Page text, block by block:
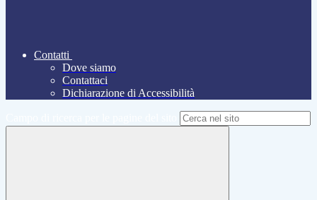
Contatti
Dove siamo
Contattaci
Dichiarazione di Accessibilità